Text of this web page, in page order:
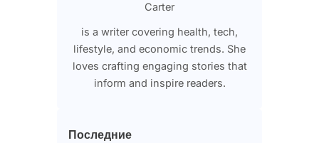
Carter
is a writer covering health, tech,
lifestyle, and economic trends. She
loves crafting engaging stories that
inform and inspire readers.
Последние